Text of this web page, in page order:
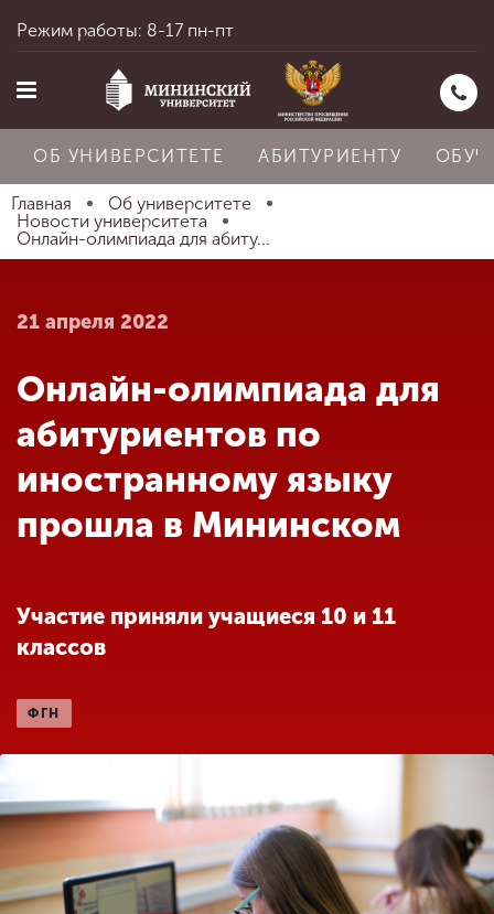
Главная
Абитуриенту
Обучение
Международная
Другие виды
Студенческая жизнь
Режим работы: 8-17 пн-пт
ОБ УНИВЕРСИТЕТЕ АБИТУРИЕНТУ
Главная
Об университете
Новости университета
Онлайн-олимпиада для абиту...
21 апреля 2022
Онлайн-олимпиада для
абитуриентов по
иностранному языку
прошла в Мининском
Участие приняли учащиеся 10 и 11
классов
ФГН